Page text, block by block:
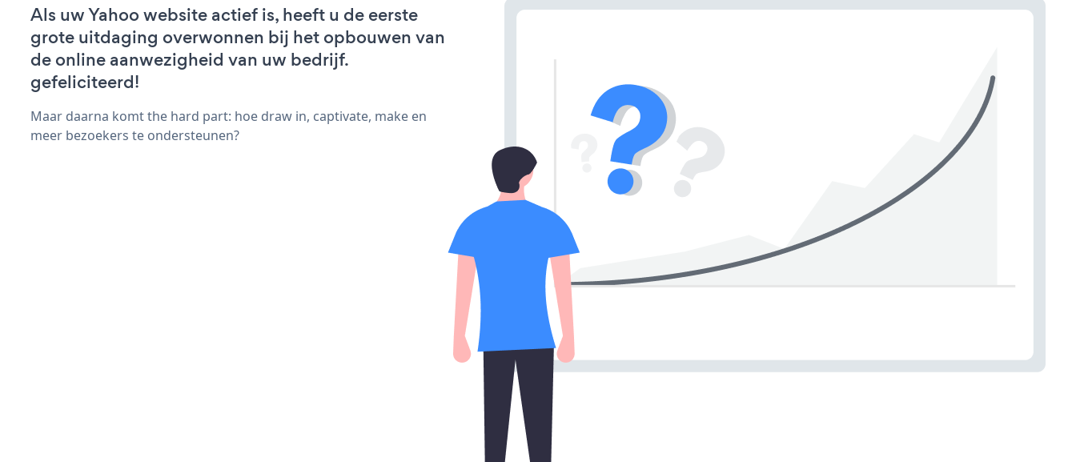
Als uw Yahoo website actief is, heeft u de eerste
grote uitdaging overwonnen bij het opbouwen van
de online aanwezigheid van uw bedrijf.
gefeliciteerd!
Maar daarna komt the hard part: hoe draw in, captivate, make en
meer bezoekers te ondersteunen?